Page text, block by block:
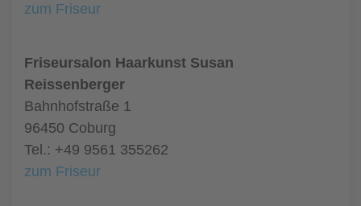
zum Friseur
Friseursalon Haarkunst Susan
Reissenberger
Bahnhofstraße 1
96450 Coburg
Tel.: +49 9561 355262
zum Friseur